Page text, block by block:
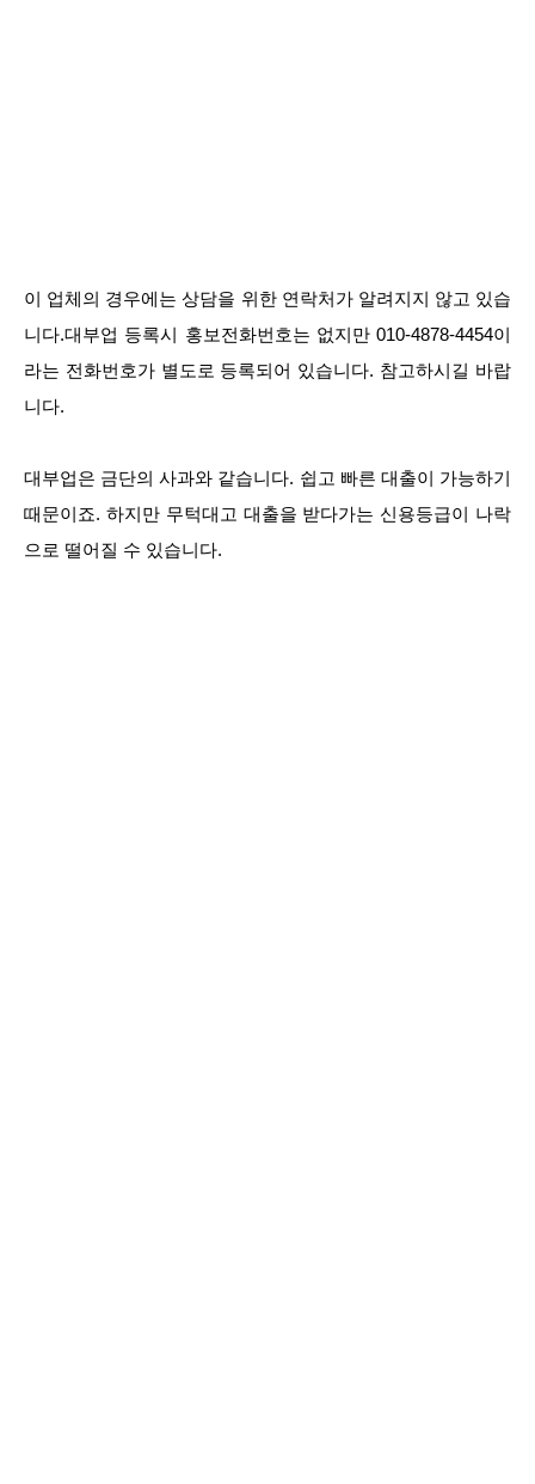
이 업체의 경우에는 상담을 위한 연락처가 알려지지 않고 있습
니다.대부업 등록시 홍보전화번호는 없지만 010-4878-4454이
라는 전화번호가 별도로 등록되어 있습니다. 참고하시길 바랍
니다.
대부업은 금단의 사과와 같습니다. 쉽고 빠른 대출이 가능하기
때문이죠. 하지만 무턱대고 대출을 받다가는 신용등급이 나락
으로 떨어질 수 있습니다.